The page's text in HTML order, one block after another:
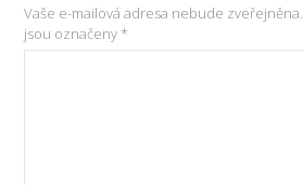
Vaše e-mailová adresa nebude zveřejněna.
jsou označeny*